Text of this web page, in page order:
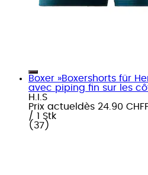
Boxer »Boxershorts für
avec piping fin sur les
H.I.S
Prix actuel dès 24.90 CHF
/ 1 Stk
( 37 )